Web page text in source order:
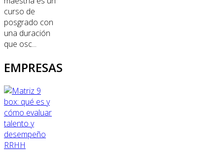
curso de
posgrado con
una duración
que osc...
EMPRESAS
RRHH